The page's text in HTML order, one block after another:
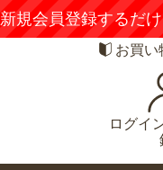
新規会員登録するだ
お買い
ログイ